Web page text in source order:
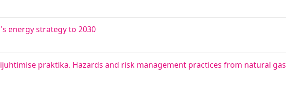
energy strategy to 2030
praktika. Hazards and risk management practices from natural gas